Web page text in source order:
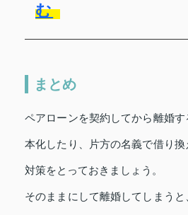
む
まとめ
ペアローンを契約してから離婚
本化したり、片方の名義で借り
対策をとっておきましょう。
そのままにして離婚してしまう